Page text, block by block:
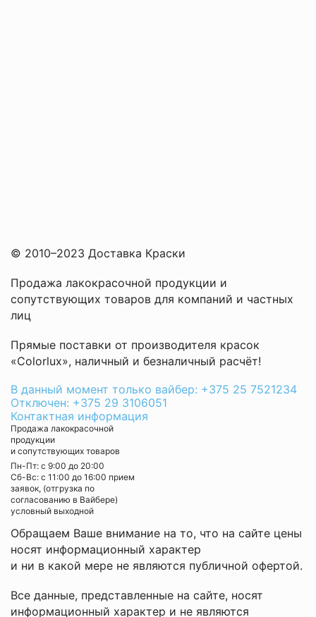
© 2010–2023 Доставка Краски
Продажа лакокрасочной продукции и
сопутствующих товаров для компаний и частных
лиц
Прямые поставки от производителя красок
«Colorlux», наличный и безналичный расчёт!
В данный момент только вайбер: +375 25 7521234
Отключен: +375 29 3106051
Контактная информация
Продажа лакокрасочной
продукции
и сопутствующих товаров
Пн-Пт: с 9:00 до 20:00
Cб-Вс: с 11:00 до 16:00 прием
заявок, (отгрузка по
согласованию в Вайбере)
условный выходной
Обращаем Ваше внимание на то, что на сайте цены
носят информационный характер
и ни в какой мере не являются публичной офертой.
Все данные, представленные на сайте, носят
информационный характер и не являются